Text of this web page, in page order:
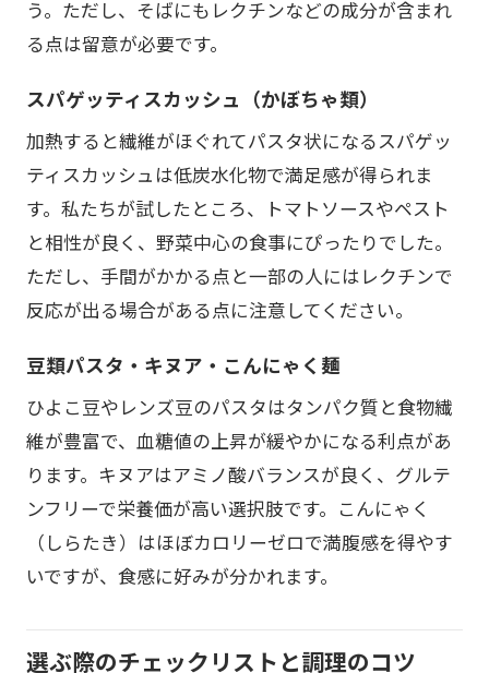
う。ただし、そばにもレクチンなどの成分が含まれ
る点は留意が必要です。
スパゲッティスカッシュ（かぼちゃ類）
加熱すると繊維がほぐれてパスタ状になるスパゲッ
ティスカッシュは低炭水化物で満足感が得られま
す。私たちが試したところ、トマトソースやペスト
と相性が良く、野菜中心の食事にぴったりでした。
ただし、手間がかかる点と一部の人にはレクチンで
反応が出る場合がある点に注意してください。
豆類パスタ・キヌア・こんにゃく麺
ひよこ豆やレンズ豆のパスタはタンパク質と食物繊
維が豊富で、血糖値の上昇が緩やかになる利点があ
ります。キヌアはアミノ酸バランスが良く、グルテ
ンフリーで栄養価が高い選択肢です。こんにゃく
（しらたき）はほぼカロリーゼロで満腹感を得やす
いですが、食感に好みが分かれます。
選ぶ際のチェックリストと調理のコツ